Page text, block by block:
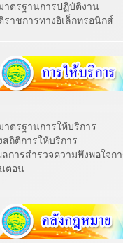
าตรฐานการปฏิบัติงาน
ราชการทางอิเล็กทรอนิกส์
าตรฐานการให้บริการ
ถิติการให้บริการ
ลการสำรวจความพึงพอใจก
ตอน